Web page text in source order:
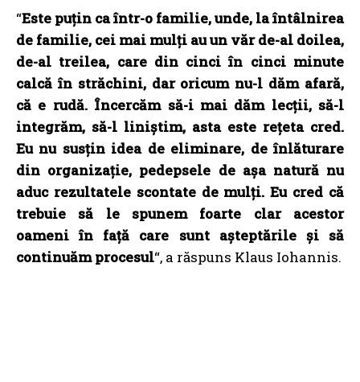
“Este puțin ca într-o familie, unde, la întâlnirea
de familie, cei mai mulți au un văr de-al doilea,
de-al treilea, care din cinci în cinci minute
calcă în străchini, dar oricum nu-l dăm afară,
că e rudă. Încercăm să-i mai dăm lecții, să-l
integrăm, să-l liniștim, asta este rețeta cred.
Eu nu susțin idea de eliminare, de înlăturare
din organizație, pedepsele de așa natură nu
aduc rezultatele scontate de mulți. Eu cred că
trebuie să le spunem foarte clar acestor
oameni în față care sunt așteptările și să
continuăm procesul“, a răspuns Klaus Iohannis.